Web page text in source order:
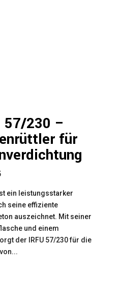
57/230 –
für
ein leistungsstarker
seine effiziente
auszeichnet. Mit seiner
und einem
der IRFU 57/230 für die